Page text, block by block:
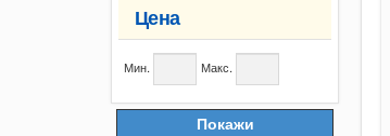
Цена
Мин. Макс.
Покажи